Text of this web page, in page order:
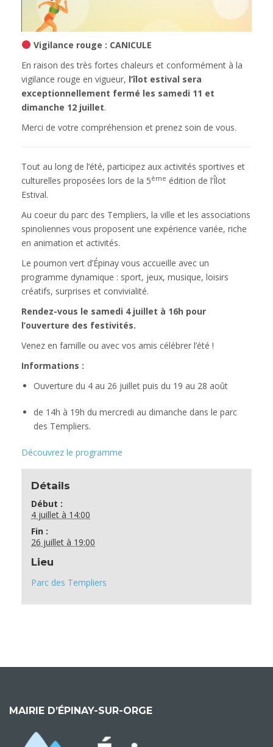
Vigilance rouge : CANICULE
En raison des très fortes chaleurs et conformément à la
vigilance rouge en vigueur, l’îlot estival sera
exceptionnellement fermé les samedi 11 et
dimanche 12 juillet.
Merci de votre compréhension et prenez soin de vous.
Tout au long de l’été, participez aux activités sportives et
culturelles proposées lors de la 5ème édition de l’Îlot
Estival.
Au coeur du parc des Templiers, la ville et les associations
spinoliennes vous proposent une expérience variée, riche
en animation et activités.
Le poumon vert d’Épinay vous accueille avec un
programme dynamique : sport, jeux, musique, loisirs
créatifs, surprises et convivialité.
Rendez-vous le samedi 4 juillet à 16h pour
l’ouverture des festivités.
Venez en famille ou avec vos amis célébrer l’été !
Informations :
Ouverture du 4 au 26 juillet puis du 19 au 28 août
de 14h à 19h du mercredi au dimanche dans le parc
des Templiers.
Découvrez le programme
Détails
Début :
4 juillet à 14:00
Fin :
26 juillet à 19:00
Lieu
Parc des Templiers
MAIRIE D’ÉPINAY-SUR-ORGE